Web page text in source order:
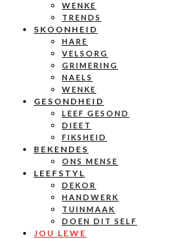
WENKE
TRENDS
SKOONHEID
HARE
VELSORG
GRIMERING
NAELS
WENKE
GESONDHEID
LEEF GESOND
DIEET
FIKSHEID
BEKENDES
ONS MENSE
LEEFSTYL
DEKOR
HANDWERK
TUINMAAK
DOEN DIT SELF
JOU LEWE